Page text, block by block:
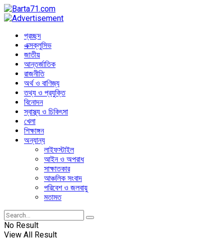
প্রচ্ছদ
এক্সক্লুসিভ
জাতীয়
আন্তর্জাতিক
রাজনীতি
অর্থ ও বাণিজ্য
তথ্য ও প্রযুক্তি
বিনোদন
স্বাস্থ্য ও চিকিৎসা
খেলা
শিক্ষাঙ্গন
অন্যান্য
লাইফস্টাইল
আইন ও অপরাধ
সাক্ষাতকার
আঞ্চলিক সংবাদ
পরিবেশ ও জলবায়ু
মতামত
No Result
View All Result